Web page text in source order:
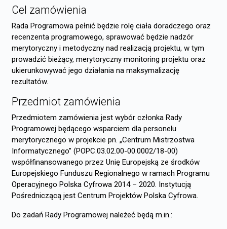
Cel zamówienia
Rada Programowa pełnić będzie rolę ciała doradczego oraz
recenzenta programowego, sprawować będzie nadzór
merytoryczny i metodyczny nad realizacją projektu, w tym
prowadzić bieżący, merytoryczny monitoring projektu oraz
ukierunkowywać jego działania na maksymalizację
rezultatów.
Przedmiot zamówienia
Przedmiotem zamówienia jest wybór członka Rady
Programowej będącego wsparciem dla personelu
merytorycznego w projekcie pn. „Centrum Mistrzostwa
Informatycznego” (POPC.03.02.00-00.0002/18-00)
współfinansowanego przez Unię Europejską ze środków
Europejskiego Funduszu Regionalnego w ramach Programu
Operacyjnego Polska Cyfrowa 2014 – 2020. Instytucją
Pośredniczącą jest Centrum Projektów Polska Cyfrowa.
Do zadań Rady Programowej należeć będą m.in.: